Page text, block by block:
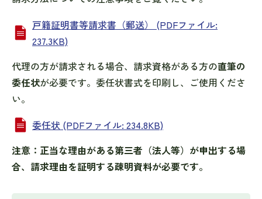
戸籍証明書等請求書（郵送） (PDFファイル:
237.3KB)
代理の方が請求される場合、請求資格がある方の直筆の
委任状が必要です。委任状書式を印刷し、ご使用くださ
い。
委任状 (PDFファイル: 234.8KB)
注意：正当な理由がある第三者（法人等）が申出する場
合、請求理由を証明する疎明資料が必要です。